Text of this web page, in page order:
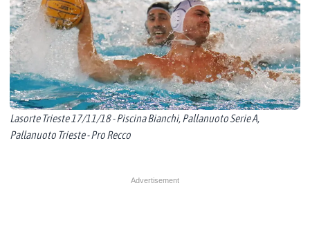
Lasorte Trieste 17/11/18 - Piscina Bianchi, Pallanuoto Serie A,
Pallanuoto Trieste - Pro Recco